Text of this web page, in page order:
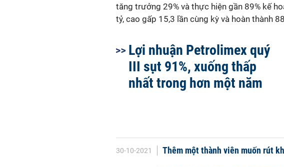
tăng trưởng 29% và thực hiện gần 89% kế
tỷ, cao gấp 15,3 lần cùng kỳ và hoàn thành
Lợi nhuận Petrolimex quý
III sụt 91%, xuống thấp
nhất trong hơn một năm
30-10-2021 Thêm một thành viên muốn rút